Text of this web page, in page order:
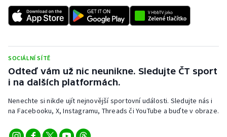
SOCIÁLNÍ SÍTĚ
Odteď vám už nic neunikne. Sledujte ČT sport
i na dalších platformách.
Nenechte si nikde ujít nejnovější sportovní události. Sledujte nás i
na Facebooku, X, Instagramu, Threads či YouTube a buďte v obraze.